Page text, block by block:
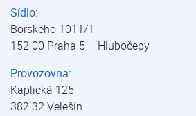
Sídlo:
Borského 1011/1
152 00 Praha 5 – Hlubočepy
Provozovna:
Kaplická 125
382 32 Velešín